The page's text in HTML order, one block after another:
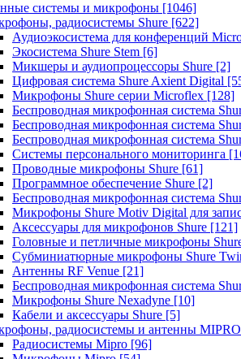
системы и микрофоны [1046]
радиосистемы Shure [622]
Аудиоэкосистема для конференций
Экосистема Shure Stem [6]
Микшеры и аудиопроцессоры Shure [2]
Цифровая система Shure Axient Digital
Микрофоны Shure серии Microflex [128]
Беспроводная микрофонная система
Беспроводная микрофонная система
Беспроводная микрофонная система
Системы персонального мониторинга
Проводные микрофоны Shure [61]
Программное обеспечение Shure [2]
Беспроводная микрофонная система
Микрофоны Shure Motiv Digital для
Аксессуары для микрофонов Shure [121]
Головные и петличные микрофоны
Субминиатюрные микрофоны Shure
Антенны RF Venue [21]
Беспроводная микрофонная система
Микрофоны Shure Nexadyne [10]
Кабели и аксессуары Shure [5]
радиосистемы и антенны MIPRO
Радиосистемы Mipro [96]